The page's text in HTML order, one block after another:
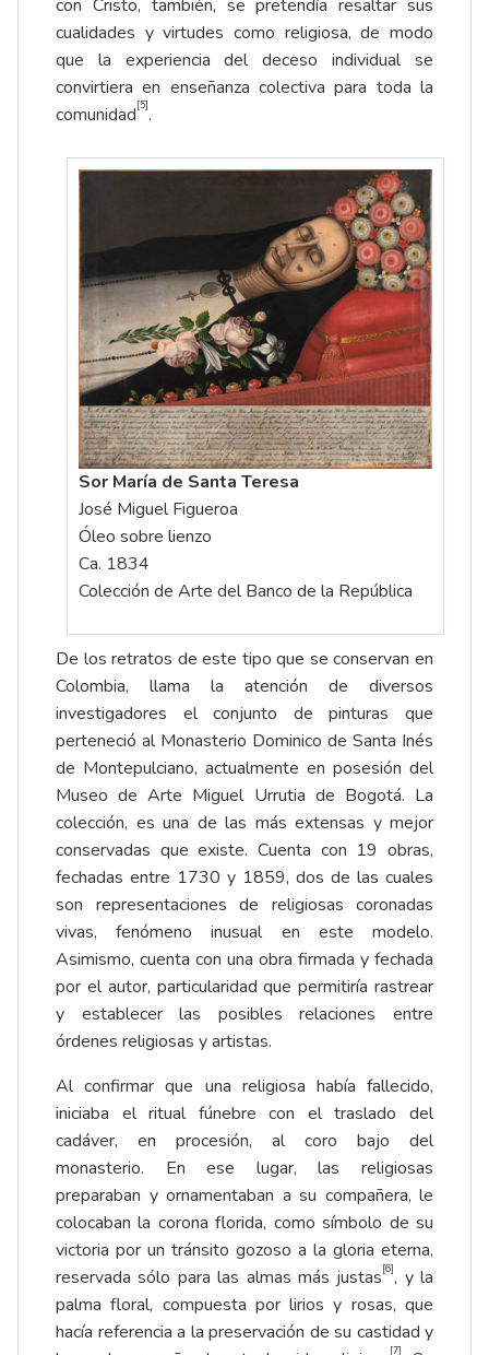
con Cristo, también, se pretendía resaltar sus
cualidades y virtudes como religiosa, de modo
que la experiencia del deceso individual se
convirtiera en enseñanza colectiva para toda la
comunidad[5].
Sor María de Santa Teresa
José Miguel Figueroa
Óleo sobre lienzo
Ca. 1834
Colección de Arte del Banco de la República
De los retratos de este tipo que se conservan en
Colombia, llama la atención de diversos
investigadores el conjunto de pinturas que
perteneció al Monasterio Dominico de Santa Inés
de Montepulciano, actualmente en posesión del
Museo de Arte Miguel Urrutia de Bogotá. La
colección, es una de las más extensas y mejor
conservadas que existe. Cuenta con 19 obras,
fechadas entre 1730 y 1859, dos de las cuales
son representaciones de religiosas coronadas
vivas, fenómeno inusual en este modelo.
Asimismo, cuenta con una obra firmada y fechada
por el autor, particularidad que permitiría rastrear
y establecer las posibles relaciones entre
órdenes religiosas y artistas.
Al confirmar que una religiosa había fallecido,
iniciaba el ritual fúnebre con el traslado del
cadáver, en procesión, al coro bajo del
monasterio. En ese lugar, las religiosas
preparaban y ornamentaban a su compañera, le
colocaban la corona florida, como símbolo de su
victoria por un tránsito gozoso a la gloria eterna,
reservada sólo para las almas más justas[6], y la
palma floral, compuesta por lirios y rosas, que
hacía referencia a la preservación de su castidad y
[7]